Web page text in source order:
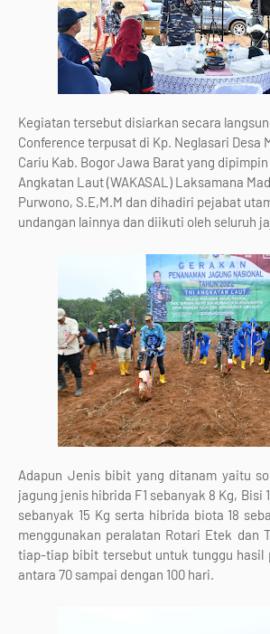
Kegiatan tersebut disiarkan secara
Conference terpusat di Kp. Neglasari Desa
Cariu Kab. Bogor Jawa Barat yang
Angkatan Laut (WAKASAL) Laksamana
Purwono, S.E,M.M dan dihadiri pejabat
undangan lainnya dan diikuti oleh seluruh
Adapun Jenis bibit yang ditanam yaitu
jagung jenis hibrida F1 sebanyak 8 Kg, Bisi
sebanyak 15 Kg serta hibrida biota 18
menggunakan peralatan Rotari Etek dan
tiap-tiap bibit tersebut untuk tunggu hasil
antara 70 sampai dengan 100 hari.